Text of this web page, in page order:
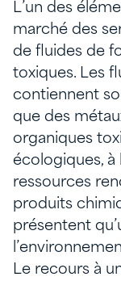
L’un des
marché des
de fluides de
toxiques. Les
contiennent
que des
organiques
écologiques, à
ressources
produits
présentent
Le recours à